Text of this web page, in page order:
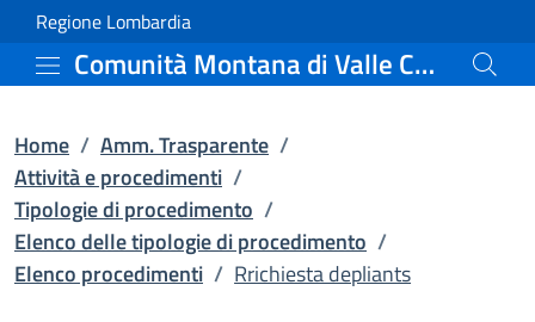
Vai al contenuto principale
Rrichiesta depliants |
Regione Lombardia
Comunità Montana di Valle Camonica
Home / Amm. Trasparente /
Attività e procedimenti /
Tipologie di procedimento /
Elenco delle tipologie di procedimento /
Elenco procedimenti / Rrichiesta depliants